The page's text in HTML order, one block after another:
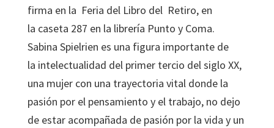
firma en la Feria del Libro del Retiro, en
la caseta 287 en la librería Punto y Coma.
Sabina Spielrien es una figura importante de
la intelectualidad del primer tercio del siglo XX,
una mujer con una trayectoria vital donde la
pasión por el pensamiento y el trabajo, no dejo
de estar acompañada de pasión por la vida y un